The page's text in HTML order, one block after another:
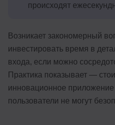
происходят
Возникает закономерный
инвестировать время в
входа, если можно
Практика показывает —
инновационное
пользователи не могут